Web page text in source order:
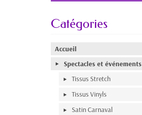
Catégories
Accueil
Spectacles et événements
Tissus Stretch
Tissus Vinyls
Satin Carnaval